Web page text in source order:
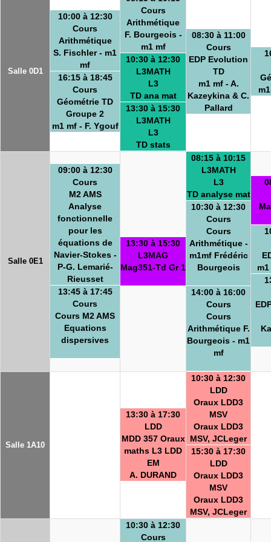
Salle 0D1
10:00 à 12:30
Cours
Arithmétique
S. Fischler - m1
mf
16:15 à 18:45
Cours
Géométrie TD
Groupe 2
m1 mf - F. Ygouf
Cours
Arithmétique
F. Bourgeois -
m1 mf
10:30 à 12:30
L3MATH
L3
TD ana mat
13:30 à 15:30
L3MATH
L3
TD stats
08:30 à 11:00
Cours
EDP Evolution
TD
m1 mf - A.
Kazeykina & C.
Pallard
Salle 0E1
09:00 à 12:30
Cours
M2 AMS
Analyse
fonctionnelle
pour les
équations de
Navier-Stokes -
P-G. Lemarié-
Rieusset
13:45 à 17:45
Cours
Cours M2 AMS
Equations
dispersives
13:30 à 15:30
L3MAG
Mag351-Td Gr 1
08:15 à 10:15
L3MATH
L3
TD analyse mat
10:30 à 12:30
Cours
Cours
Arithmétique -
m1mf Frédéric
Bourgeois
14:00 à 16:00
Cours
Cours
Arithmétique F.
Bourgeois - m1
mf
Salle 1A10
13:30 à 17:30
LDD
MDD 357 Oraux
maths L3 LDD
EM
A. DURAND
10:30 à 12:30
LDD
Oraux LDD3
MSV
Oraux LDD3
MSV, JCLeger
15:30 à 17:30
LDD
Oraux LDD3
MSV
Oraux LDD3
MSV, JCLeger
10:30 à 12:30
Cours